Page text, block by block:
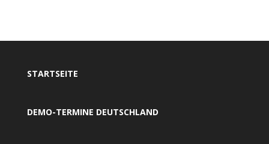
STARTSEITE
DEMO-TERMINE DEUTSCHLAND